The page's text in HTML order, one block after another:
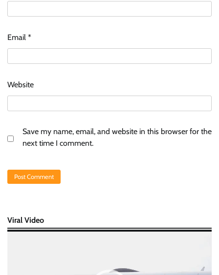
Email *
Website
Save my name, email, and website in this browser for the
next time I comment.
Viral Video